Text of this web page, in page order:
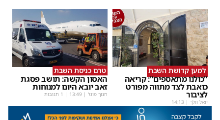
למען קדושת השבת
"כולנו מתאספים": קריאה
כואבת לצד מתווה מפורט
לציבור
יואל וולך |
14:13
טרם כניסת השבת
האסון הקשה: תושב פסגת
זאב יובא היום למנוחות
חנוך פוגל |
13:49 | 1 תגובות